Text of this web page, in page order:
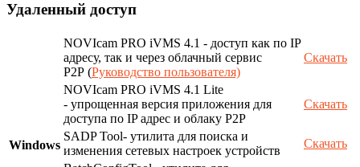
Удаленный доступ
Windows
NOVIcam PRO iVMS 4.1 - доступ как по IP
адресу, так и через облачный сервис
P2P (Руководство пользователя)
Скачать
NOVIcam PRO iVMS 4.1 Lite
- упрощенная версия приложения для
доступа по IP адрес и облаку P2P
Скачать
SADP Tool- утилита для поиска и
изменения сетевых настроек устройств
Скачать